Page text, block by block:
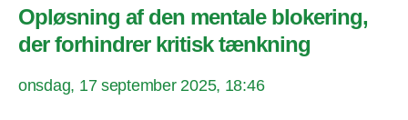
Opløsning af den mentale blokering,
der forhindrer kritisk tænkning
onsdag, 17 september 2025, 18:46